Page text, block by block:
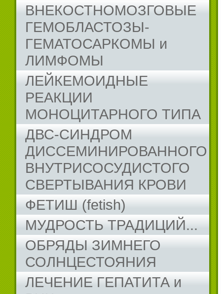
ВНЕКОСТНОМОЗГОВЫЕ
ГЕМОБЛАСТОЗЫ-
ГЕМАТОСАРКОМЫ и
ЛИМФОМЫ
ЛЕЙКЕМОИДНЫЕ
РЕАКЦИИ
МОНОЦИТАРНОГО ТИПА
ДВС-СИНДРОМ
ДИССЕМИНИРОВАННОГО
ВНУТРИСОСУДИСТОГО
СВЕРТЫВАНИЯ КРОВИ
ФЕТИШ (fetish)
МУДРОСТЬ ТРАДИЦИЙ...
ОБРЯДЫ ЗИМНЕГО
СОЛНЦЕСТОЯНИЯ
ЛЕЧЕНИЕ ГЕПАТИТА и